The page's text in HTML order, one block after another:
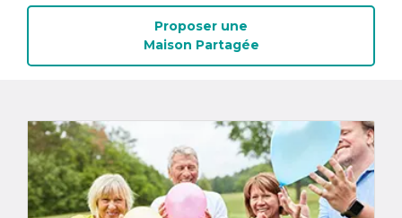
Proposer une
Maison Partagée